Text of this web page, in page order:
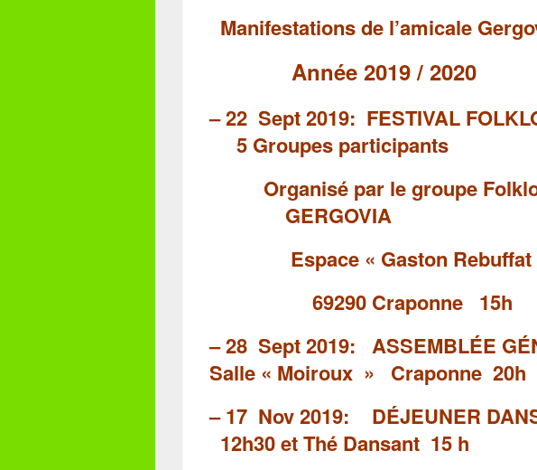
Manifestations de l’amicale
Année 2019 / 2020
– 22 Sept 2019: FESTIVAL
5 Groupes participants
Organisé par le
GERGOVIA
Espace « Gaston Rebuffat
69290 Craponne 15h
– 28 Sept 2019:
Salle « Moiroux »
Craponne 20h
– 17 Nov 2019: DÉJEUNER
12h30et Thé Dansant 15 h